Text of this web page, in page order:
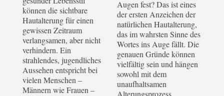
können die sichtbare
Hautalterung für einen
gewissen Zeitraum
verlangsamen, aber nicht
verhindern. Ein
strahlendes, jugendliches
Aussehen entspricht bei
vielen Menschen –
Männern wie Frauen –
Augen fest? Das ist eines
der ersten Anzeichen der
natürlichen Hautalterung,
das im wahrsten Sinne des
Wortes ins Auge fällt. Die
genauen Gründe können
vielfältig sein und hängen
sowohl mit dem
unaufhaltsamen
Alterungsprozess